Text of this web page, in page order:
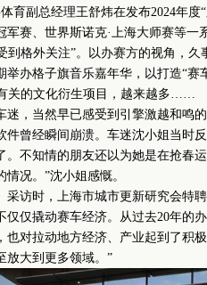
副总经理王舒炜在发布2024年度“
军赛、世界斯诺克·上海大师赛等一
到格外关注”。以办赛方的视角，
举办格子旗音乐嘉年华，以打造“赛
关的文化衍生项目，越来越多……
当然早已感受到引擎激越和鸣的
件曾经瞬间崩溃。车迷沈小姐当时
。不知情的朋友还以为她是在抢春
况。”沈小姐感慨。
时，上海市城市更新研究会特聘
仅仅撬动赛车经济。从过去20年的
也对拉动地方经济、产业起到了积
放大到更多领域。”